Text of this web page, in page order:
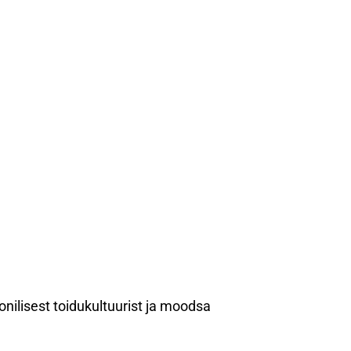
toidukultuurist ja moodsa